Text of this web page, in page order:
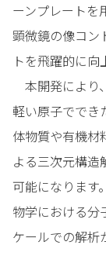
ーンプレートを
顕微鏡の像コン
トを飛躍的に向
本開発により
軽い原子ででき
体物質や有機材
よる三次元構造
可能になります
物学における分
ケールでの解析